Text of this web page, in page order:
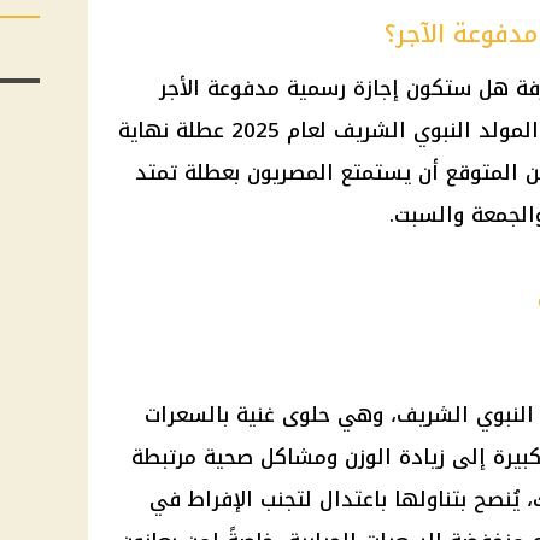
هل ستكون إجازة رسمية مدفوعة الأجر
للموظفين في مصر. يصادف إجازة المولد النبوي الشريف لعام 2025 عطلة نهاية
أن يستمتع المصريون بعطلة تمتد
والسبت.
النبوي الشريف، وهي حلوى غنية بالسعرات
إلى زيادة الوزن ومشاكل صحية مرتبطة
بتناولها باعتدال لتجنب الإفراط في